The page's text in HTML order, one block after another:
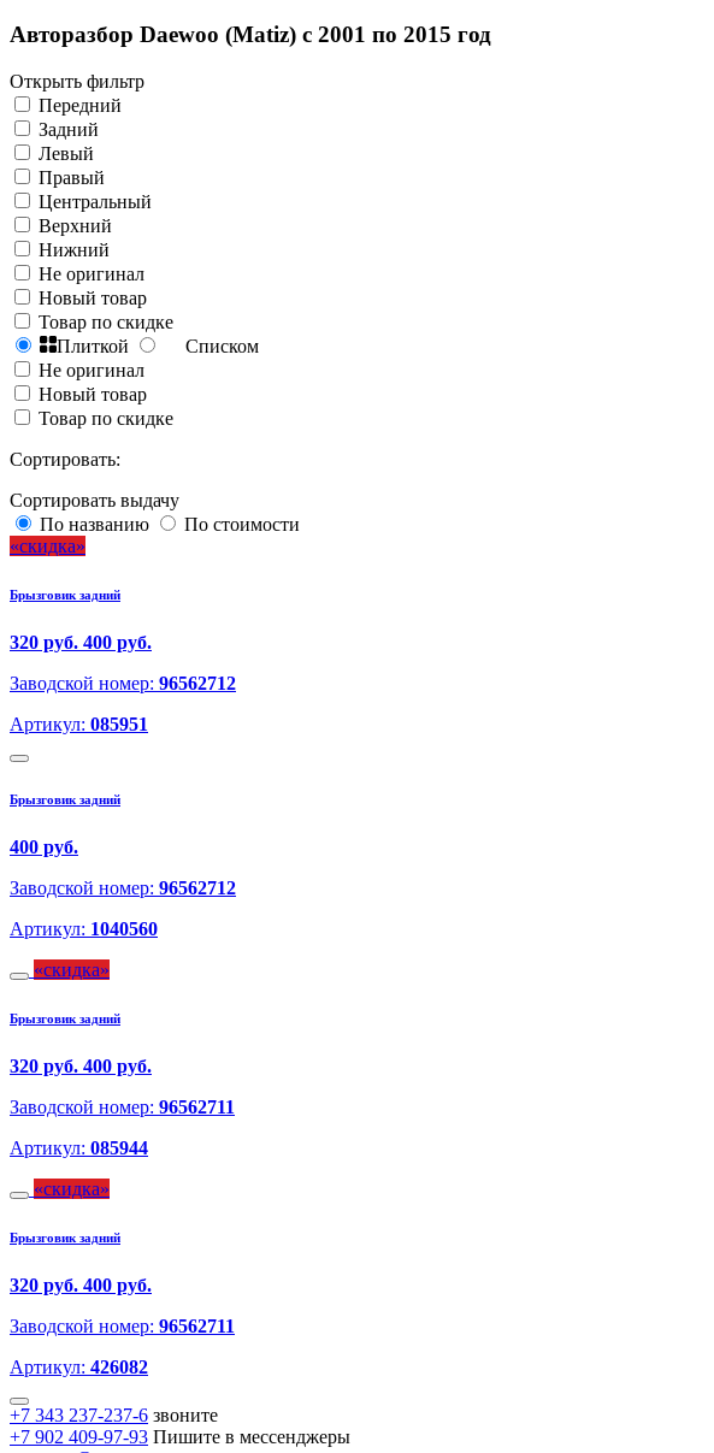
Авторазбор Daewoo (Matiz) с 2001 по 2015 год
Открыть фильтр
Передний
Задний
Левый
Правый
Центральный
Верхний
Нижний
Не оригинал
Новый товар
Товар по скидке
Плиткой
Списком
Не оригинал
Новый товар
Товар по скидке
Сортировать:
Сортировать выдачу
По названию
По стоимости
скидка
Брызговик задний
320 руб. 400 руб.
Заводской номер: 96562712
Артикул: 085951
Брызговик задний
400 руб.
Заводской номер: 96562712
Артикул: 1040560
скидка
Брызговик задний
320 руб. 400 руб.
Заводской номер: 96562711
Артикул: 085944
скидка
Брызговик задний
320 руб. 400 руб.
Заводской номер: 96562711
Артикул: 426082
+7 343 237-237-6 звоните
+7 902 409-97-93 Пишите в мессенджеры